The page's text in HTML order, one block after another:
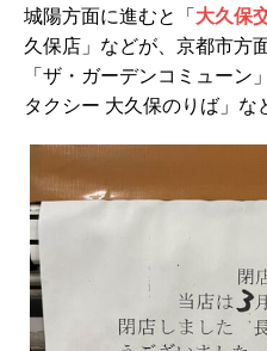
城陽方面に進むと「大久保
久保店」などが、京都市方
「ザ・ガーデンコミュー
タクシー 大久保のりば」な